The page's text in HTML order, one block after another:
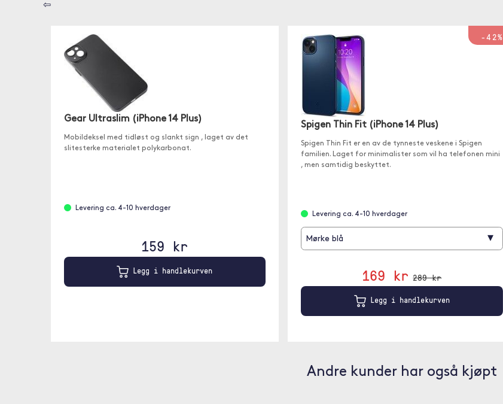
⇦
Gear Ultraslim (iPhone 14 Plus)
Mobildeksel med tidløst og slankt sign , laget av det
slitesterke materialet polykarbonat.
Levering ca. 4-10 hverdager
159 kr
Legg i handlekurven
-42%
Spigen Thin Fit (iPhone 14 Plus)
Spigen Thin Fit er en av de tynneste veskene i Spigen
familien. Laget for minimalister som vil ha telefonen mini
, men samtidig beskyttet.
Levering ca. 4-10 hverdager
Mørke blå ▾
169 kr 289 kr
Legg i handlekurven
Andre kunder har også kjøpt